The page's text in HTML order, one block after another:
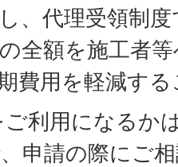
、代理受領制
全額を施工者
費用を軽減す
利用になるか
申請の際にご